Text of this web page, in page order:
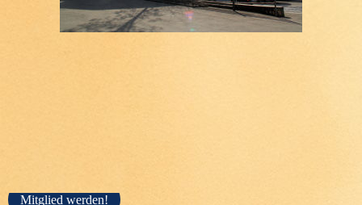
Mitglied werden!